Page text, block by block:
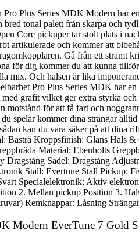
Plus Series MDK Modern har
tonal palett från skarpa och
Core pickuper tar stolt plats i
artikulerade och kommer att
Gå från ett stramt
för dig kommer du att kunna
mix. Och halsen är lika
Pro Plus Series MDK har
grafit vilket ger extra styrka
motstånd för att få fart och
spelar kommer dina strängar
kan du vara säker på att dina
Kroppsfinish: Glans Hals
Material: Ebenholts
Sadel: Dragstång
Stall: Evertune Stall Pickup:
Specialelektronik: Aktiv
2. Mellan pickup Position 3.
Remknappar: Låsning
Modern EverTune 7 Gold